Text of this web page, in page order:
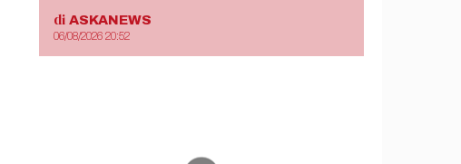
di ASKANEWS
06/08/2026 20:52